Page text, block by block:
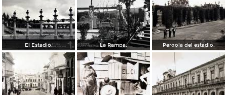
El Estadio. La Rampa. Pergola del estadio.